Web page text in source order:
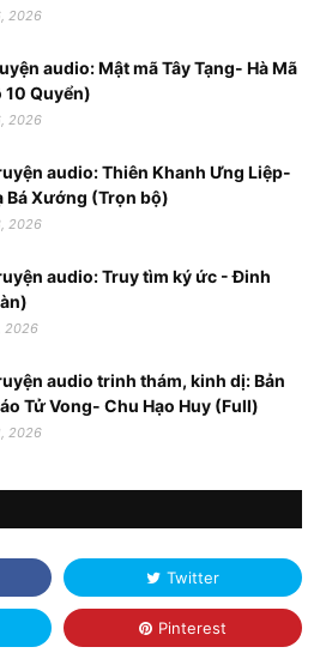
2026
audio: Mật mã Tây Tạng- Hà Mã
10 Quyển)
2026
audio: Thiên Khanh Ưng Liệp-
Bá Xướng (Trọn bộ)
2026
audio: Truy tìm ký ức - Đinh
2026
audio trinh thám, kinh dị: Bản
Tử Vong- Chu Hạo Huy (Full)
2026